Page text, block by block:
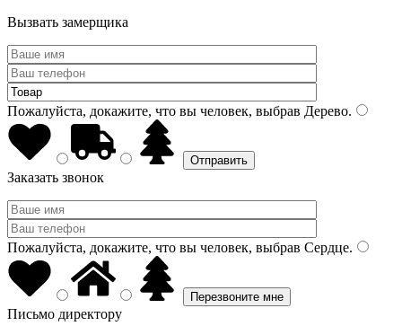
Вызвать замерщика
Пожалуйста, докажите, что вы человек, выбрав Дерево.
Заказать звонок
Пожалуйста, докажите, что вы человек, выбрав Сердце.
Письмо директору